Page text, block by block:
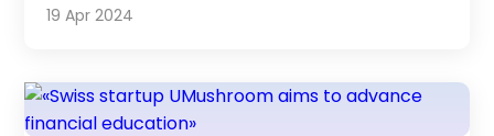
19 Apr 2024